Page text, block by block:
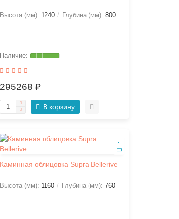
Высота (мм): 1240 Глубина (мм): 800
295268 ₽
В корзину
Каминная облицовка Supra Bellerive
Высота (мм): 1160 Глубина (мм): 760